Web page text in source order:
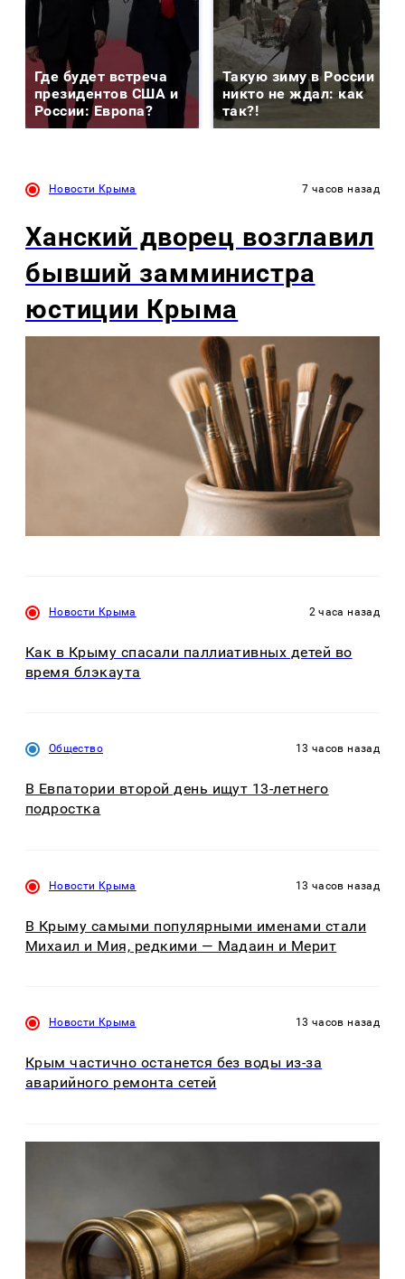
Где будет встреча
президентов США и
России: Европа?
Такую зиму в России
никто не ждал: как
так?!
Новости Крыма 7 часов назад
Ханский дворец возглавил
бывший замминистра
юстиции Крыма
Новости Крыма 2 часа назад
Как в Крыму спасали паллиативных детей во
время блэкаута
Общество 13 часов назад
В Евпатории второй день ищут 13-летнего
подростка
Новости Крыма 13 часов назад
В Крыму самыми популярными именами стали
Михаил и Мия, редкими — Мадаин и Мерит
Новости Крыма 13 часов назад
Крым частично останется без воды из-за
аварийного ремонта сетей